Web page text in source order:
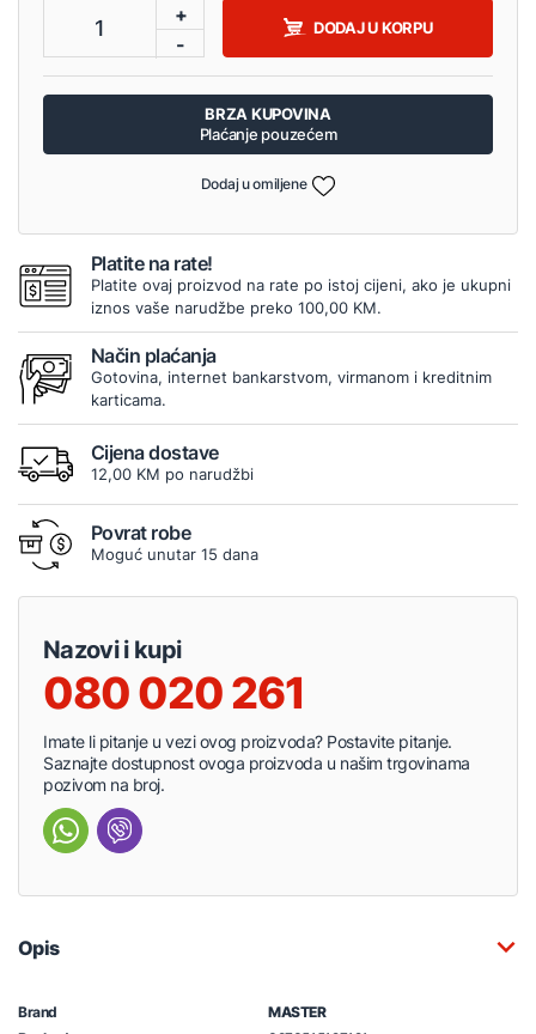
1
+
-
DODAJ U KORPU
BRZA KUPOVINA
Plaćanje pouzećem
Dodaj u omiljene
Platite na rate!
Platite ovaj proizvod na rate po istoj cijeni, ako je ukupni
iznos vaše narudžbe preko 100,00 KM.
Način plaćanja
Gotovina, internet bankarstvom, virmanom i kreditnim
karticama.
Cijena dostave
12,00 KM po narudžbi
Povrat robe
Moguć unutar 15 dana
Nazovi i kupi
080 020 261
Imate li pitanje u vezi ovog proizvoda? Postavite pitanje.
Saznajte dostupnost ovoga proizvoda u našim trgovinama
pozivom na broj.
Opis
Brand
MASTER